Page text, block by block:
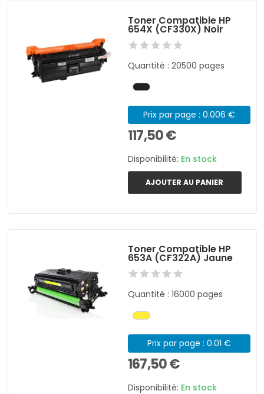
Toner Compatible HP
654X (CF330X) Noir
Quantité : 20500 pages
Prix par page : 0.006 €
117,50 €
Disponibilité: En stock
AJOUTER AU PANIER
Toner Compatible HP
653A (CF322A) Jaune
Quantité : 16000 pages
Prix par page : 0.01 €
167,50 €
Disponibilité: En stock